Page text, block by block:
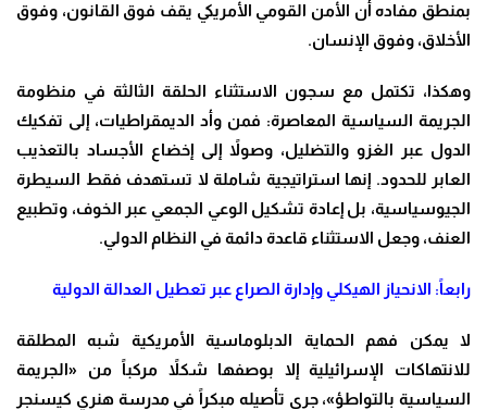
بمنطق مفاده أن الأمن القومي الأمريكي يقف فوق القانون، وفوق
الأخلاق، وفوق الإنسان.
وهكذا، تكتمل مع سجون الاستثناء الحلقة الثالثة في منظومة
الجريمة السياسية المعاصرة: فمن وأد الديمقراطيات، إلى تفكيك
الدول عبر الغزو والتضليل، وصولاً إلى إخضاع الأجساد بالتعذيب
العابر للحدود. إنها استراتيجية شاملة لا تستهدف فقط السيطرة
الجيوسياسية، بل إعادة تشكيل الوعي الجمعي عبر الخوف، وتطبيع
العنف، وجعل الاستثناء قاعدة دائمة في النظام الدولي.
رابعاً: الانحياز الهيكلي وإدارة الصراع عبر تعطيل العدالة الدولية
لا يمكن فهم الحماية الدبلوماسية الأمريكية شبه المطلقة
للانتهاكات الإسرائيلية إلا بوصفها شكلاً مركباً من «الجريمة
السياسية بالتواطؤ»، جرى تأصيله مبكراً في مدرسة هنري كيسنجر